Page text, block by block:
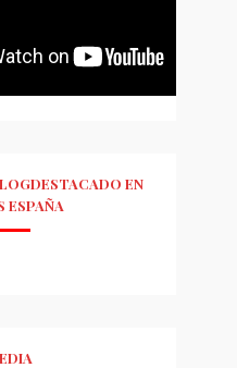
EN
ESPAÑA